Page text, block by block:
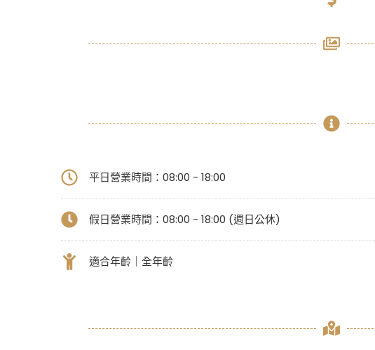
平日營業時間：08:00 - 18:00
假日營業時間：08:00 - 18:00 (週日公休)
適合年齡｜全年齡